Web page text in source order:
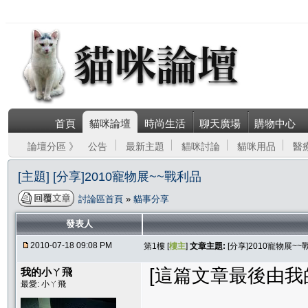
首頁 貓咪論壇 時尚生活 聊天廣場 購物中心
論壇分區 》 公告 最新主題 貓咪討論 貓咪用品 醫
[主題] [分享]2010寵物展~~戰利品
討論區首頁 » 貓事分享
發表人
2010-07-18 09:08 PM 第1樓 [樓主] 文章主題: [分享]2010寵物展~~
我的小ㄚ飛
最愛: 小ㄚ飛 [這篇文章最後由